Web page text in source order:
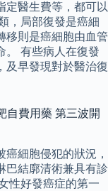
定醫生費等，都可以
，局部復發是癌細
移則是癌細胞由血管
。 有些病人在復發
及早發現對於醫治復
自費用藥 第三波開
細胞侵犯的狀況，
巴結廓清術兼具有診
性好發癌症的第一